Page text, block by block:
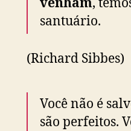
venham,
santuário.
(Richard Sibbes)
Você não é
são perfeitos.